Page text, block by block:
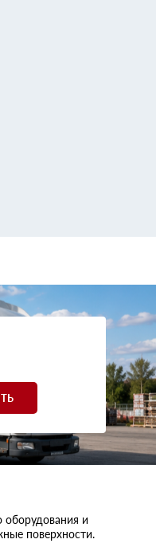
оборудования и
поверхности.